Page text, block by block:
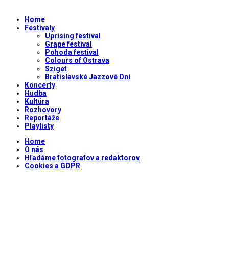
Home
Festivaly
Uprising festival
Grape festival
Pohoda festival
Colours of Ostrava
Sziget
Bratislavské Jazzové Dni
Koncerty
Hudba
Kultúra
Rozhovory
Reportáže
Playlisty
Home
O nás
Hľadáme fotografov a redaktorov
Cookies a GDPR